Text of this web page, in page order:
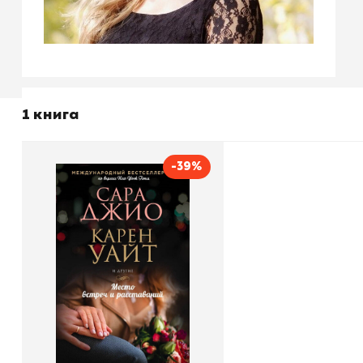
1 книга
-39%
Место встреч и
расставаний
Автор
Сара Джио
Издательство
В корзину